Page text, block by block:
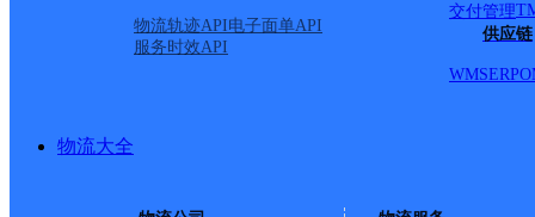
物流轨迹API电子面单API
服务时效API
交付管理
供应链
WMSERP
物流大全
乡政府，医院，1-50号。 不派送范围：被张村，南张村
宜亭村，武村，郑家庄村，苏家堡村。